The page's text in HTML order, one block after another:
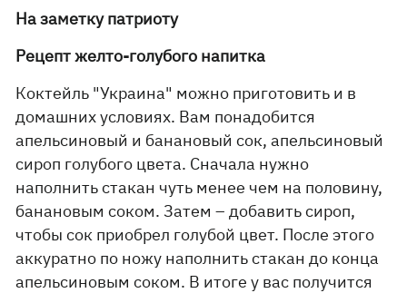
На заметку патриоту
Рецепт желто-голубого напитка
Коктейль "Украина" можно приготовить и в
домашних условиях. Вам понадобится
апельсиновый и банановый сок, апельсиновый
сироп голубого цвета. Сначала нужно
наполнить стакан чуть менее чем на половину,
банановым соком. Затем – добавить сироп,
чтобы сок приобрел голубой цвет. После этого
аккуратно по ножу наполнить стакан до конца
апельсиновым соком. В итоге у вас получится